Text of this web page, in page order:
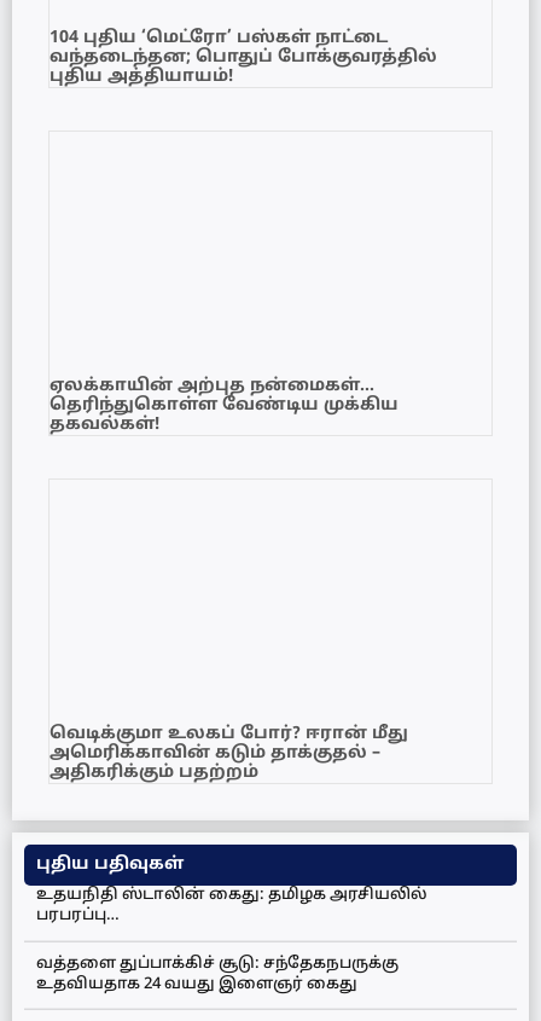
104 புதிய ‘மெட்ரோ’ பஸ்கள் நாட்டை
வந்தடைந்தன; பொதுப் போக்குவரத்தில்
புதிய அத்தியாயம்!
ஏலக்காயின் அற்புத நன்மைகள்…
தெரிந்துகொள்ள வேண்டிய முக்கிய
தகவல்கள்!
வெடிக்குமா உலகப் போர்? ஈரான் மீது
அமெரிக்காவின் கடும் தாக்குதல் –
அதிகரிக்கும் பதற்றம்
புதிய பதிவுகள்
உதயநிதி ஸ்டாலின் கைது: தமிழக அரசியலில்
பரபரப்பு…
வத்தளை துப்பாக்கிச் சூடு: சந்தேகநபருக்கு
உதவியதாக 24 வயது இளைஞர் கைது